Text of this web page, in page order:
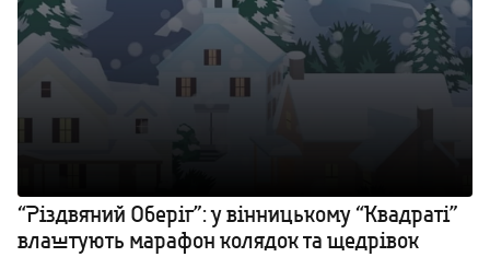
“Різдвяний Оберіг”: у вінницькому “Квадраті”
влаштують марафон колядок та щедрівок